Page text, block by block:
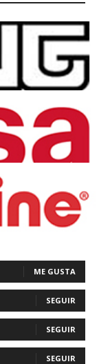
ME GUSTA
SEGUIR
SEGUIR
SEGUIR